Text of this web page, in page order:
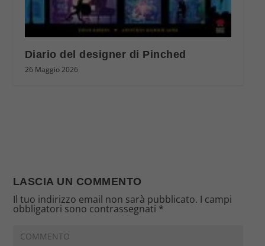
Diario del designer di Pinched
26 Maggio 2026
LASCIA UN COMMENTO
Il tuo indirizzo email non sarà pubblicato. I campi
obbligatori sono contrassegnati *